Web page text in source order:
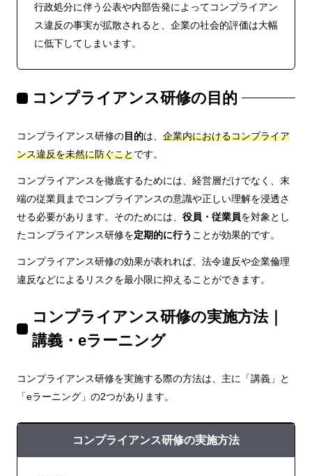
行政処分に伴う公表や内部告発によってコンプライアン
ス違反の事実が拡散されると、企業の社会的評価は大幅
に低下してしまいます。
コンプライアンス研修の目的
コンプライアンス研修の目的は、 企業内におけるコンプライア
ンス違反を未然に防ぐことです。
コンプライアンスを徹底するためには、経営層だけでなく、末
端の従業員までコンプライアンスの意識や正しい理解を浸透さ
せる必要があります。そのためには、 役員・従業員を対象とし
たコンプライアンス研修を定期的に行う ことが効果的です。
コンプライアンス研修の効果が表れれば、法令違反や企業倫理
違反などによるリスクを最小限に抑えることができます。
コンプライアンス研修の実施方法｜
講義・eラーニング
コンプライアンス研修を実施する際の方法は、主に「講義」と
「eラーニング」の2つがあります。
コンプライアンス研修の実施方法